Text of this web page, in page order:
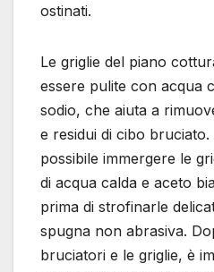
ostinati.
Le griglie del piano
essere pulite con acqua
sodio, che aiuta a
e residui di cibo
possibile immergere le
di acqua calda e aceto
prima di strofinarle
spugna non abrasiva.
bruciatori e le griglie, è